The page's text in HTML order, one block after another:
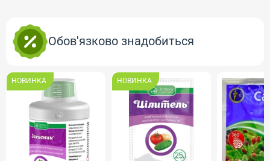
Обов'язково знадобиться
НОВИНКА НОВИНКА